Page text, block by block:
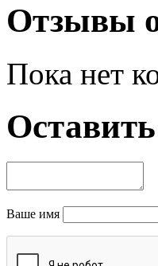
Отзывы
Пока нет
Ваше имя